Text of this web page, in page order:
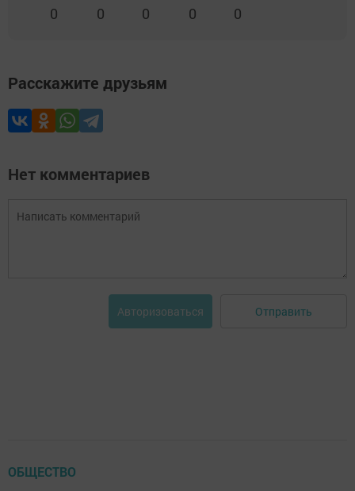
0 0 0 0 0
Расскажите друзьям
Нет комментариев
Авторизоваться Отправить
ОБЩЕСТВО